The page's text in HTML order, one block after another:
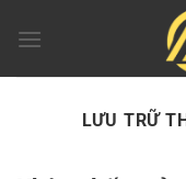
đến
LƯU TRỮ